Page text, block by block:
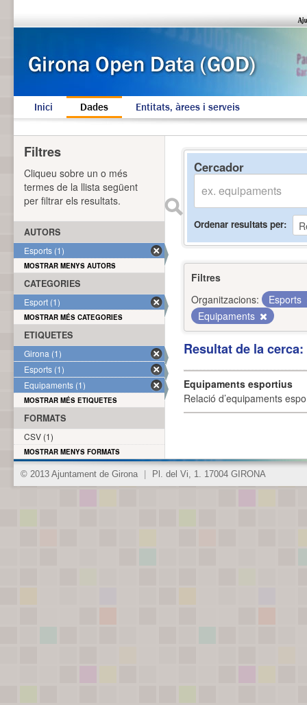
Inici Dades Entitats, àrees i serveis
Cercador
Ordenar resultats per
Filtres
Organitzacions:
Esports
Equipaments
Resultat de la
Equipaments esportius
Relació d’equipaments
Filtres
Cliqueu sobre un o més
termes de la llista següent
per filtrar els resultats.
AUTORS
Esports (1)
MOSTRAR MENYS AUTORS
CATEGORIES
Esport (1)
MOSTRAR MÉS CATEGORIES
ETIQUETES
Girona (1)
Esports (1)
Equipaments (1)
MOSTRAR MÉS ETIQUETES
FORMATS
CSV (1)
MOSTRAR MENYS FORMATS
© 2013 Ajuntament de Girona Pl. del Vi, 1. 17004 GIRONA